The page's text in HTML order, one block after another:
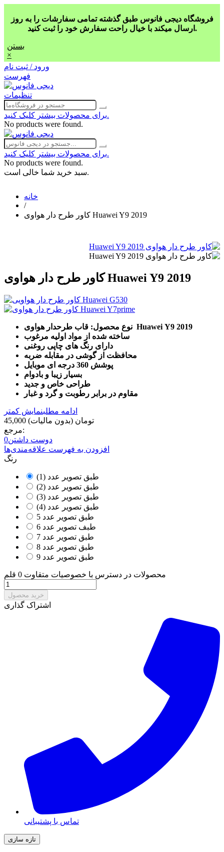
فروشگاه دیجی فانوس طبق گذشته تمامی سفارشات را به روز
ارسال میکند با خیال راحت سفارش خود را ثبت کنید.
بستن
×
ورود / ثبت نام
فهرست
تنظیمات
برای محصولات بیشتر کلیک کنید.
No products were found.
برای محصولات بیشتر کلیک کنید.
No products were found.
سبد خرید شما خالی است.
خانه
/
کاور طرح دار هواوی Huawei Y9 2019
کاور طرح دار هواوی Huawei Y9 2019
نوع محصول: قاب طرحدار هواوی Huawei Y9 2019
ساخته شده از مواد اولیه مرغوب
دارای رنگ های چاپی روغنی
محافظت از گوشی در مقابله ضربه
پوشش 360 درجه ای موبایل
بسیار زیبا و بادوام
طراحی خاص و جدید
مقاوم در برابر رطوبت و گرد و غبار
ادامه مطلبنمایش کمتر
45,000 تومان (بدون مالیات)
مرجع:
دوست داشتن0
افزودن به فهرست علاقه‌مندی‌ها
رنگ
طبق تصویر عدد (1)
طبق تصویر عدد (2)
طبق تصویر عدد (3)
طبق تصویر عدد (4)
طبق تصویر عدد 5
طبف تصویر عدد 6
طبق تصویر عدد 7
طبق تصویر عدد 8
طبق تصویر عدد 9
محصولات در دسترس با خصوصیات متقاوت 0 قلم
خرید محصول
اشتراک گذاری
تماس با پشتیبانی